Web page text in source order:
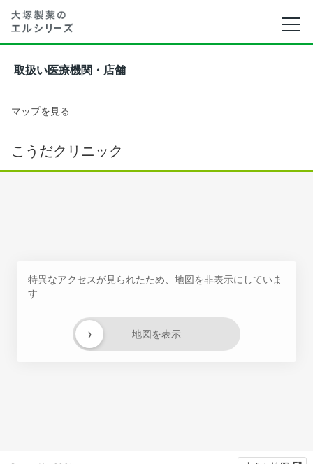
取扱い医療機関・店舗
マップを見る
こうだクリニック
特異なアクセスが見られたため、地図を非表示にしていま
す
地図を表示
›